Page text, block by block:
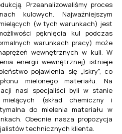
Przeanalizowaliśmy proces
kulowych. Najważniejszym
(w tych warunkach) jest
pęknięcia kul podczas
warunkach pracy) może
wewnętrznych w kuli. W
energii wewnętrznej) istnieje
pojawienia się „iskry”, co
mielonego materiału. Na
nasi specjaliści byli w stanie
(skład chemiczny i
do mielenia materiału w
Obecnie nasza propozycja
technicznych klienta.